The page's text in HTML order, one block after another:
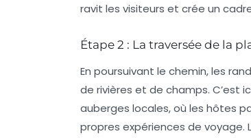
ravit les visiteurs et crée un
Étape 2 : La traversée de la
En poursuivant le chemin, les
de rivières et de champs. C’est
auberges locales, où les hôtes
propres expériences de